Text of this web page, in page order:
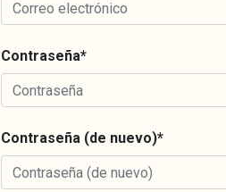
Contraseña*
Contraseña (de nuevo)*